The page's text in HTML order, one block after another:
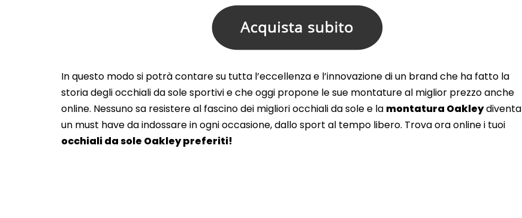
In questo modo si potrà contare su tutta l’eccellenza e l’innovazione di un brand che ha fatto la
storia degli occhiali da sole sportivi e che oggi propone le sue montature al miglior prezzo anche
online. Nessuno sa resistere al fascino dei migliori occhiali da sole e la montatura Oakleydiventa
un must have da indossare in ogni occasione, dallo sport al tempo libero. Trova ora online i tuoi
occhiali da sole Oakley preferiti!